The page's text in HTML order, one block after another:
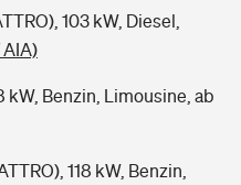
103 kW, Diesel,
kW, Benzin, Limousine, ab
118 kW, Benzin,